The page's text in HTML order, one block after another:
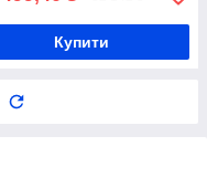
Купити